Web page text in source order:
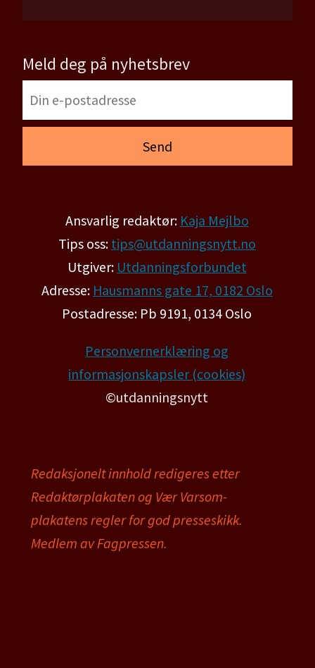
Meld deg på nyhetsbrev
Ansvarlig redaktør: Kaja Mejlbo
Tips oss: tips@utdanningsnytt.no
Utgiver: Utdanningsforbundet
Adresse: Hausmanns gate 17, 0182 Oslo
Postadresse: Pb 9191, 0134 Oslo
Personvernerklæring og
informasjonskapsler (cookies)
©utdanningsnytt
Redaksjonelt innhold redigeres etter
Redaktørplakaten og Vær Varsom-
plakatens regler for god presseskikk.
Medlem av Fagpressen.